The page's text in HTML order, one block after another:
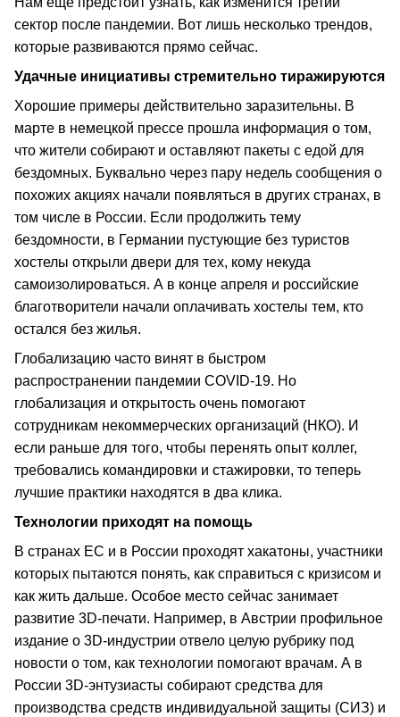
сектор после пандемии. Вот лишь несколько трендов,
которые развиваются прямо сейчас.
Удачные инициативы стремительно тиражируются
Хорошие примеры действительно заразительны. В
марте в немецкой прессе прошла информация о том,
что жители собирают и оставляют пакеты с едой для
бездомных. Буквально через пару недель сообщения о
похожих акциях начали появляться в других странах, в
том числе в России. Если продолжить тему
бездомности, в Германии пустующие без туристов
хостелы открыли двери для тех, кому некуда
самоизолироваться. А в конце апреля и российские
благотворители начали оплачивать хостелы тем, кто
остался без жилья.
Глобализацию часто винят в быстром
распространении пандемии COVID-19. Но
глобализация и открытость очень помогают
сотрудникам некоммерческих организаций (НКО). И
если раньше для того, чтобы перенять опыт коллег,
требовались командировки и стажировки, то теперь
лучшие практики находятся в два клика.
Технологии приходят на помощь
В странах ЕС и в России проходят хакатоны, участники
которых пытаются понять, как справиться с кризисом и
как жить дальше. Особое место сейчас занимает
развитие 3D-печати. Например, в Австрии профильное
издание о 3D-индустрии отвело целую рубрику под
новости о том, как технологии помогают врачам. А в
России 3D-энтузиасты собирают средства для
производства средств индивидуальной защиты (СИЗ) и